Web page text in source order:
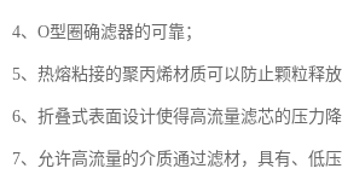
4、O型圈确滤器的可靠；
5、热熔粘接的聚丙烯材质可以防止颗粒释
6、折叠式表面设计使得高流量滤芯的压力
7、允许高流量的介质通过滤材，具有、低